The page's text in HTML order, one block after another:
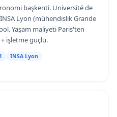
başkenti. Université de
Lyon (mühendislik Grande
Yaşam maliyeti Paris'ten
işletme güçlü.
INSA Lyon